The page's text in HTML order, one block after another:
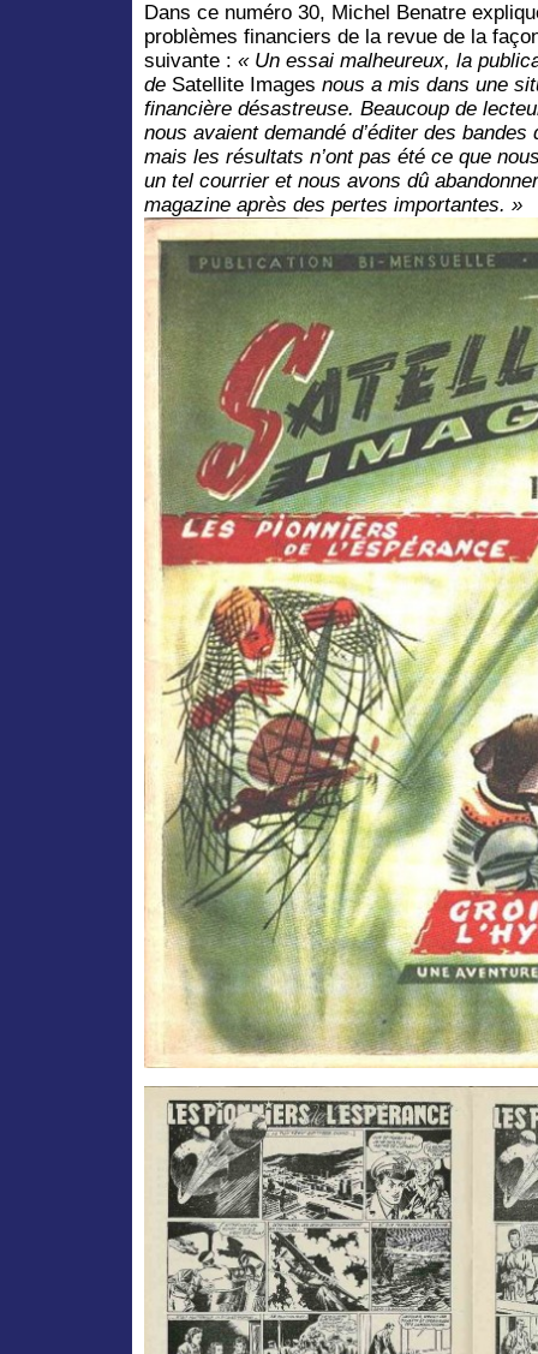
Dans ce numéro 30, Michel Benatre
problèmes financiers de la revue de la
suivante : « Un essai malheureux, la
de Satellite Images nous a mis dans une
financière désastreuse. Beaucoup de
nous avaient demandé d’éditer des
mais les résultats n’ont pas été ce que
un tel courrier et nous avons dû
magazine après des pertes importantes. »